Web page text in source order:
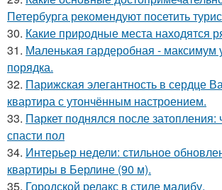
Петербурга рекомендуют посетить
30. Какие природные места находятся
31. Маленькая гардеробная - максимум
порядка.
32. Парижская элегантность в сердце
квартира с утончённым настроением.
33. Паркет поднялся после затопления:
спасти пол
34. Интерьер недели: стильное
квартиры в Берлине (90 м).
35. Городской релакс в стиле малибу.